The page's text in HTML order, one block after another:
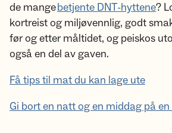
de mangebetjente DNT-hyttene?
kortreist og miljøvennlig, godt
før og etter måltidet, og peiskos
også en del av gaven.
Få tips til mat du kan lage ute
Gi bort en natt og en middag på